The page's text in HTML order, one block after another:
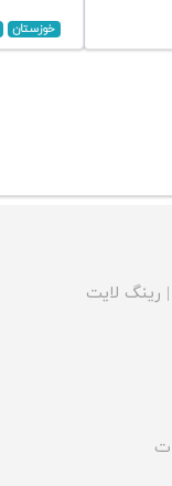
خوزستان
| رینگ لایت